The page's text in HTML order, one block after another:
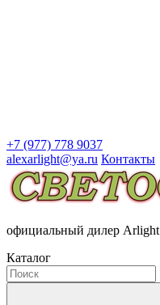
+7 (977) 778 9037
alexarlight@ya.ru Контакты
официальный дилер Arlight
Каталог